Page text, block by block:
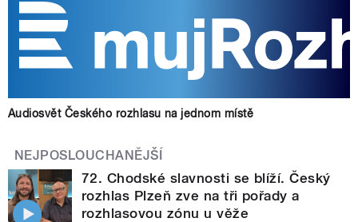
Audiosvět Českého rozhlasu na jednom místě
NEJPOSLOUCHANĚJŠÍ
72. Chodské slavnosti se blíží. Český
rozhlas Plzeň zve na tři pořady a
rozhlasovou zónu u věže